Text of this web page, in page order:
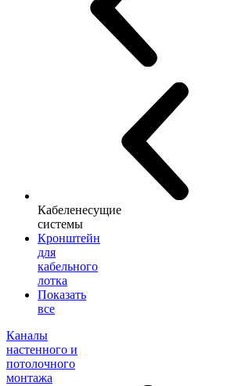
Кабеленесущие
системы
Кронштейн
для
кабельного
лотка
Показать
все
Каналы
настенного и
потолочного
монтажа